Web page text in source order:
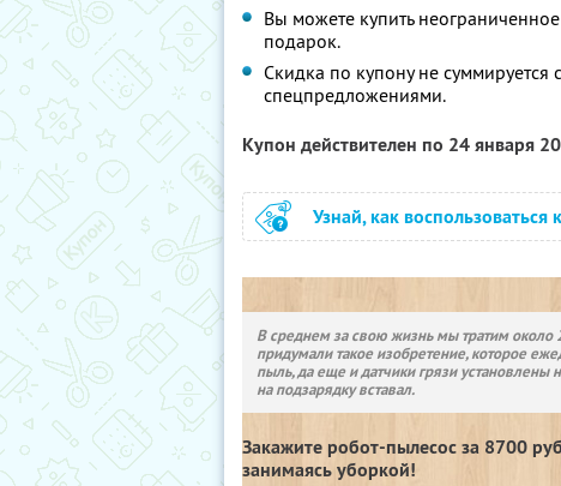
Вы можете купить
подарок.
Скидка по купону не
спецпредложениями.
Купон действителен по 24 января
Узнай, как воспользоваться
В среднем за свою жизнь мы тратим около
придумали такое изобретение, которое
пыль, да еще и датчики грязи установлены
на подзарядку вставал.
Закажите робот-пылесос за 8700
занимаясь уборкой!